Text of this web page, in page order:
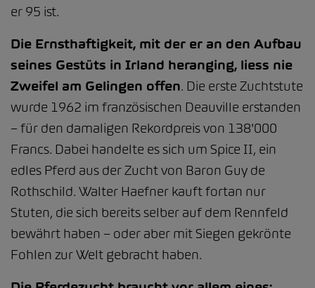
er 95 ist.
Die Ernsthaftigkeit, mit der er an den Aufbau
seines Gestüts in Irland heranging, liess nie
Zweifel am Gelingen offen. Die erste Zuchtstute
wurde 1962 im französischen Deauville erstanden
– für den damaligen Rekordpreis von 138'000
Francs. Dabei handelte es sich um Spice II, ein
edles Pferd aus der Zucht von Baron Guy de
Rothschild. Walter Haefner kauft fortan nur
Stuten, die sich bereits selber auf dem Rennfeld
bewährt haben – oder aber mit Siegen gekrönte
Fohlen zur Welt gebracht haben.